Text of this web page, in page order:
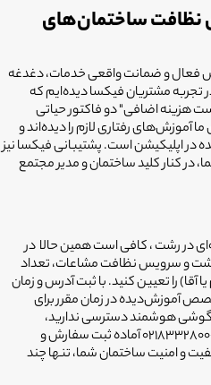
نظافت ساختمان‌های
بیش از ۲۰۰۰ متخصص فعال و ضمانت واقعی خدمات، دغدغه
مشتریان فیکسا دیده‌ایم که
اضافی" دو فاکتور حیاتی
آموزش‌های رفتاری لازم را دیده‌اند و
اپلیکیشن است. پشتیبانی فیکسا نیز
در کنار کلید ساختمان و مدیر مجتمع
در رشت ، کافی است همین حالا در
و سرویس نظافت مشاعات، تعداد
را تعیین کنید. با ثبت آدرس و زمان
آموزش‌دیده در زمان مقرر برای
هوشمند دسترسی ندارید،
کارشناسان ما در مرکز تماس با شماره 02183328000 آماده ثبت سفارش و
و امنیت ساختمان شما، تنها چند